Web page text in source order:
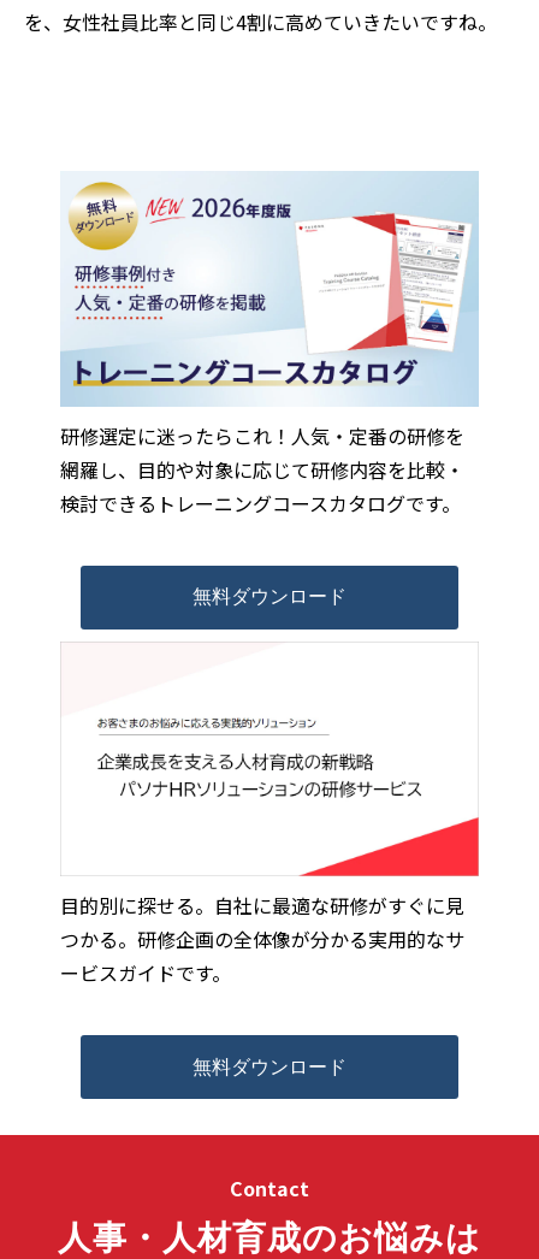
を、女性社員比率と同じ4割に高めていきたいですね。
研修選定に迷ったらこれ！人気・定番の研修を
網羅し、目的や対象に応じて研修内容を比較・
検討できるトレーニングコースカタログです。
無料ダウンロード
目的別に探せる。自社に最適な研修がすぐに見
つかる。研修企画の全体像が分かる実用的なサ
ービスガイドです。
無料ダウンロード
Contact
人事・人材育成のお悩みは